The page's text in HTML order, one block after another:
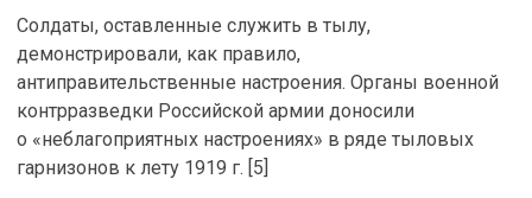
Солдаты, оставленные служить в тылу,
демонстрировали, как правило,
антиправительственные настроения. Органы военной
контрразведки Российской армии доносили
о «неблагоприятных настроениях» в ряде тыловых
гарнизонов к лету 1919 г. [5]